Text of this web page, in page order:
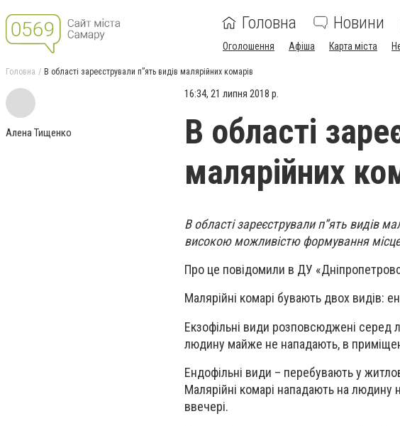
Головна Новини
Оголошення Афіша Карта міста
Головна В області зареєстрували п”ять видів малярійних комарів
Алена Тищенко
16:34, 21 липня 2018 р.
В області
малярійних
В області зареєстрували п”ять видів
високою можливістю формування
Про це повідомили в ДУ
Малярійні комарі бувають двох видів:
Екзофільні види розповсюджені серед
людину майже не нападають, в
Ендофільні види – перебувають у
Малярійні комарі нападають на людину
ввечері.